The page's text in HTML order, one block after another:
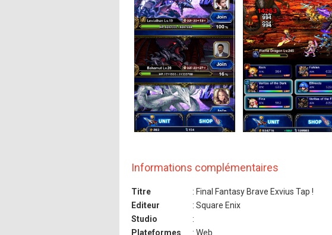
Informations complémentaires
Titre
: Final Fantasy Brave Exvius Tap !
Editeur
: Square Enix
Studio
:
Plateformes
: Web